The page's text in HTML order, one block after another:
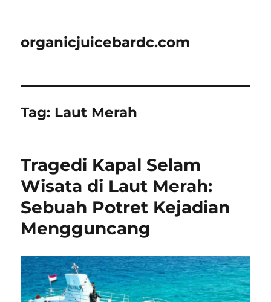
organicjuicebardc.com
Tag: Laut Merah
Tragedi Kapal Selam
Wisata di Laut Merah:
Sebuah Potret Kejadian
Mengguncang